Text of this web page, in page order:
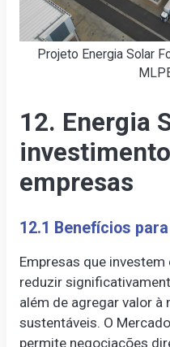
Projeto Energia Solar
12. Energia
empresas
12.1 Benefícios
Empresas que
reduzir
além de agregar valor
sustentáveis. O
permite negociações